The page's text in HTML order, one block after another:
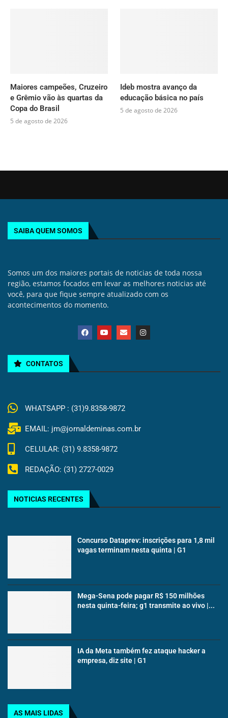
Maiores campeões, Cruzeiro
e Grêmio vão às quartas da
Copa do Brasil
5 de agosto de 2026
Ideb mostra avanço da
educação básica no país
5 de agosto de 2026
SAIBA QUEM SOMOS
Somos um dos maiores portais de noticias de toda nossa
região, estamos focados em levar as melhores noticias até
você, para que fique sempre atualizado com os
acontecimentos do momento.
CONTATOS
WHATSAPP : (31)9.8358-9872
EMAIL: jm@jornaldeminas.com.br
CELULAR: (31) 9.8358-9872
REDAÇÃO: (31) 2727-0029
NOTICIAS RECENTES
Concurso Dataprev: inscrições para 1,8 mil
vagas terminam nesta quinta | G1
Mega-Sena pode pagar R$ 150 milhões
nesta quinta-feira; g1 transmite ao vivo |...
IA da Meta também fez ataque hacker a
empresa, diz site | G1
AS MAIS LIDAS